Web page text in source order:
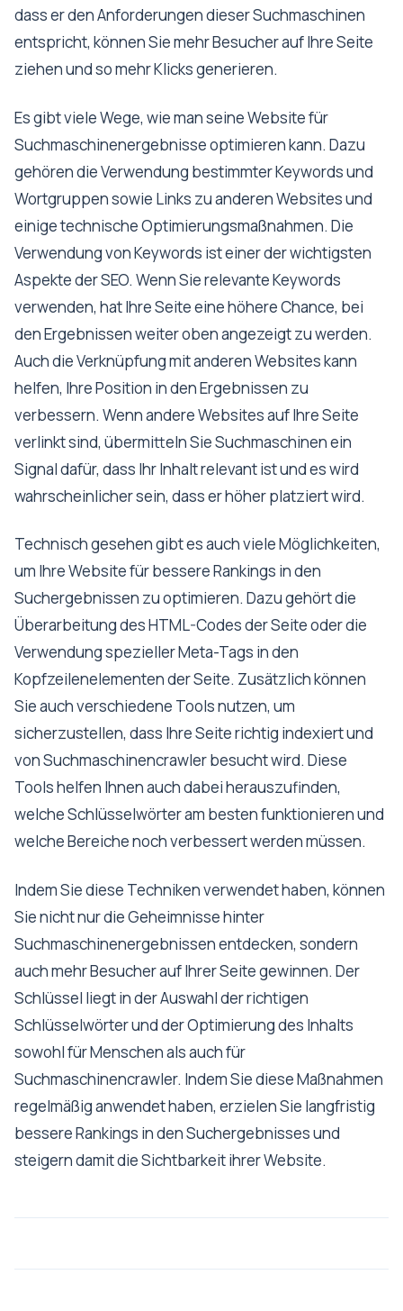
dass er den Anforderungen dieser Suchmaschinen
entspricht, können Sie mehr Besucher auf Ihre Seite
ziehen und so mehr Klicks generieren.
Es gibt viele Wege, wie man seine Website für
Suchmaschinenergebnisse optimieren kann. Dazu
gehören die Verwendung bestimmter Keywords und
Wortgruppen sowie Links zu anderen Websites und
einige technische Optimierungsmaßnahmen. Die
Verwendung von Keywords ist einer der wichtigsten
Aspekte der SEO. Wenn Sie relevante Keywords
verwenden, hat Ihre Seite eine höhere Chance, bei
den Ergebnissen weiter oben angezeigt zu werden.
Auch die Verknüpfung mit anderen Websites kann
helfen, Ihre Position in den Ergebnissen zu
verbessern. Wenn andere Websites auf Ihre Seite
verlinkt sind, übermitteln Sie Suchmaschinen ein
Signal dafür, dass Ihr Inhalt relevant ist und es wird
wahrscheinlicher sein, dass er höher platziert wird.
Technisch gesehen gibt es auch viele Möglichkeiten,
um Ihre Website für bessere Rankings in den
Suchergebnissen zu optimieren. Dazu gehört die
Überarbeitung des HTML-Codes der Seite oder die
Verwendung spezieller Meta-Tags in den
Kopfzeilenelementen der Seite. Zusätzlich können
Sie auch verschiedene Tools nutzen, um
sicherzustellen, dass Ihre Seite richtig indexiert und
von Suchmaschinencrawler besucht wird. Diese
Tools helfen Ihnen auch dabei herauszufinden,
welche Schlüsselwörter am besten funktionieren und
welche Bereiche noch verbessert werden müssen.
Indem Sie diese Techniken verwendet haben, können
Sie nicht nur die Geheimnisse hinter
Suchmaschinenergebnissen entdecken, sondern
auch mehr Besucher auf Ihrer Seite gewinnen. Der
Schlüssel liegt in der Auswahl der richtigen
Schlüsselwörter und der Optimierung des Inhalts
sowohl für Menschen als auch für
Suchmaschinencrawler. Indem Sie diese Maßnahmen
regelmäßig anwendet haben, erzielen Sie langfristig
bessere Rankings in den Suchergebnisses und
steigern damit die Sichtbarkeit ihrer Website.